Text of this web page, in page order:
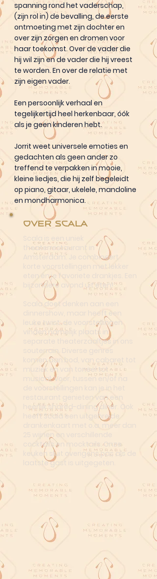
spanning rond het vaderschap,
(zijn rol in) de bevalling, de eerste
ontmoeting met zijn dochter en
over zijn zorgen en dromen voor
haar toekomst. Over de vader die
hij wil zijn en de vader die hij vreest
te worden. En over de relatie met
zijn eigen vader.
Een persoonlijk verhaal en
tegelijkertijd heel herkenbaar, óók
als je geen kinderen hebt.
Jorrit weet universele emoties en
gedachten als geen ander zo
treffend te verpakken in mooie,
kleine liedjes, die hij zelf begeleidt
op piano, gitaar, ukelele, mandoline
en mondharmonica.
Over Scala
Scala is een uniek
theaterrestaurant in
Amsterdam. Je combineert
korte voorstellingen met lekker
eten én je favoriete drankjes. Een
bijzondere avond uit eten!
Scala doet denken aan een
dinnershow, maar heeft een
leuke twist: de voorstellingen
vinden namelijk plaats in
separate theaterzaaltjes in ons
souterrain. Diverse genres
komen aan bod, van cabaret tot
muziek en van toneel tot
musical. Voor, tussen en/of na
de voorstellingen kan je in het
restaurant genieten van een
heerlijk shared-dining diner. Ook
heeft Scala een uitgebreide
drankenkaart met o.a. meer dan
25 wijnen en verschillende
cocktails en mocktails. Onze
keuken sluit overigens pas als de
laatste gast is uitgegeten.